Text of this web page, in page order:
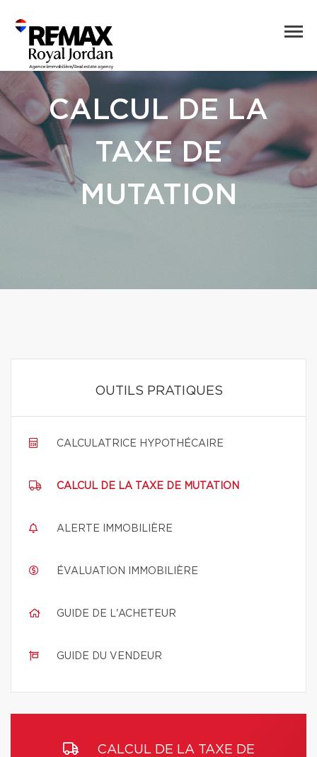
CALCUL DE LA
TAXE DE
MUTATION
OUTILS PRATIQUES
CALCULATRICE HYPOTHÉCAIRE
CALCUL DE LA TAXE DE MUTATION
ALERTE IMMOBILIÈRE
ÉVALUATION IMMOBILIÈRE
GUIDE DE L'ACHETEUR
GUIDE DU VENDEUR
CALCUL DE LA TAXE DE